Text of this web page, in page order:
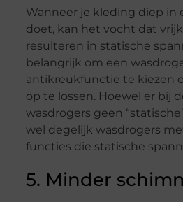
Wanneer je kleding diep in
doet, kan het vocht dat
resulteren in statische
belangrijk om een
antikreukfunctie te kiezen
op te lossen. Hoewel er bij
wasdrogers geen
wel degelijk wasdrogers
functies die statische
5. Minder